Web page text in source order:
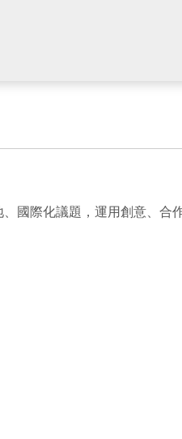
國際化議題，運用創意、合